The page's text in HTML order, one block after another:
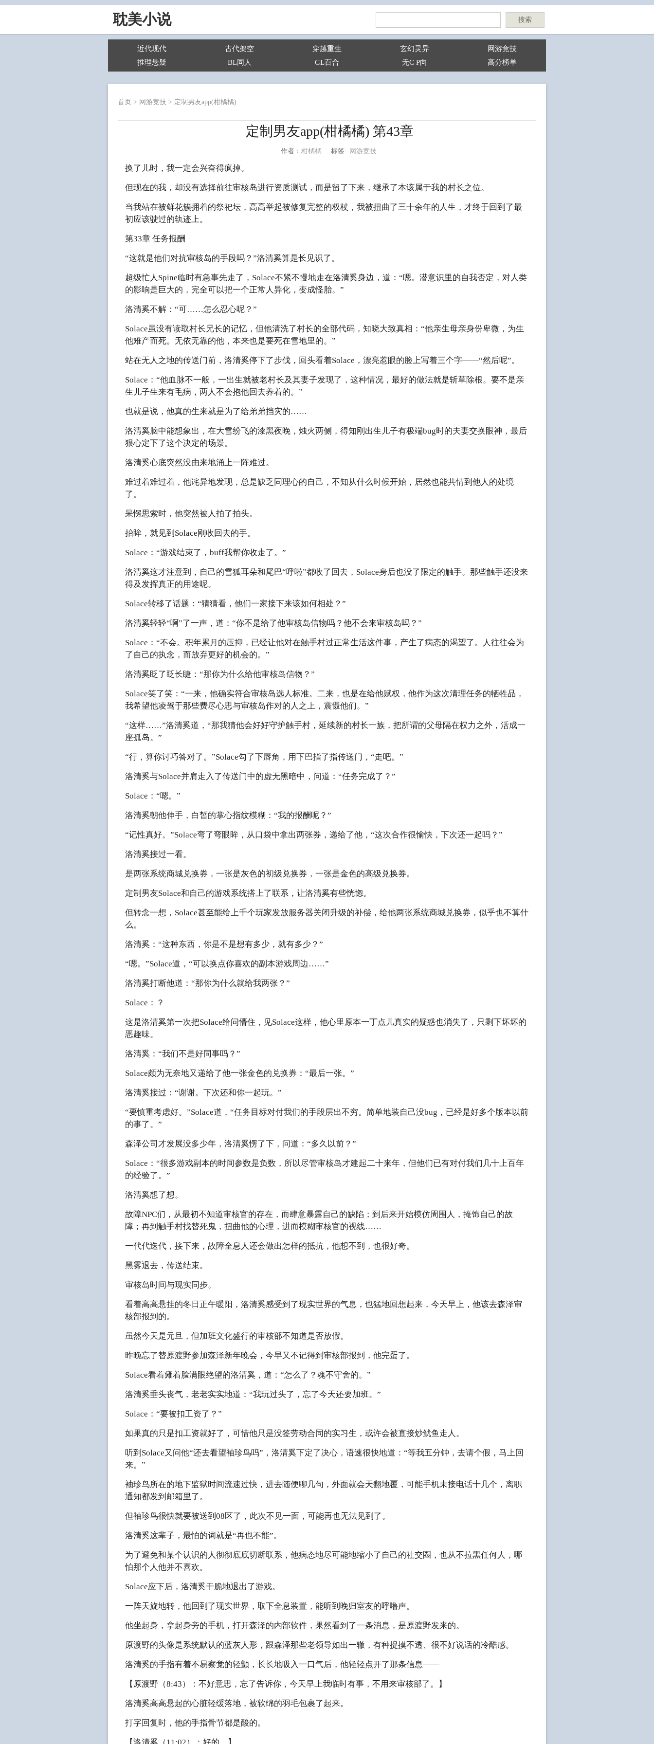
耽美小说 搜索
近代现代 古代架空 穿越重生 玄幻灵异
网游竞技
推理悬疑
BL同人 GL百合 无C P向 高分榜单
首页 > 网游竞技 > 定制男友app(柑橘橘)
定制男友app(柑橘橘) 第43章
作者： 柑橘橘 标签: 网游竞技
换了儿时，我一定会兴奋得疯掉。
但现在的我，却没有选择前往审核岛进行资质测试，而是留了下来，继承了本该属于我的村长之位。
当我站在被鲜花簇拥着的祭祀坛，高高举起被修复完整的权杖，我被扭曲了三十余年的人生，才终于回到了最
初应该驶过的轨迹上。
第33章 任务报酬
“这就是他们对抗审核岛的手段吗？”洛清奚算是长见识了。
超级忙人Spine临时有急事先走了，Solace不紧不慢地走在洛清奚身边，道：“嗯。潜意识里的自我否定，对人类
的影响是巨大的，完全可以把一个正常人异化，变成怪胎。”
洛清奚不解：“可……怎么忍心呢？”
Solace虽没有读取村长兄长的记忆，但他清洗了村长的全部代码，知晓大致真相：“他亲生母亲身份卑微，为生
他难产而死。无依无靠的他，本来也是要死在雪地里的。”
站在无人之地的传送门前，洛清奚停下了步伐，回头看着Solace，漂亮惹眼的脸上写着三个字——“然后呢”。
Solace：“他血脉不一般，一出生就被老村长及其妻子发现了，这种情况，最好的做法就是斩草除根。要不是亲
生儿子生来有毛病，两人不会抱他回去养着的。”
也就是说，他真的生来就是为了给弟弟挡灾的……
洛清奚脑中能想象出，在大雪纷飞的漆黑夜晚，烛火两侧，得知刚出生儿子有极端bug时的夫妻交换眼神，最后
狠心定下了这个决定的场景。
洛清奚心底突然没由来地涌上一阵难过。
难过着难过着，他诧异地发现，总是缺乏同理心的自己，不知从什么时候开始，居然也能共情到他人的处境
了。
呆愣思索时，他突然被人拍了拍头。
抬眸，就见到Solace刚收回去的手。
Solace：“游戏结束了，buff我帮你收走了。”
洛清奚这才注意到，自己的雪狐耳朵和尾巴“呼啦”都收了回去，Solace身后也没了限定的触手。那些触手还没来
得及发挥真正的用途呢。
Solace转移了话题：“猜猜看，他们一家接下来该如何相处？”
洛清奚轻轻“啊”了一声，道：“你不是给了他审核岛信物吗？他不会来审核岛吗？”
Solace：“不会。积年累月的压抑，已经让他对在触手村过正常生活这件事，产生了病态的渴望了。人往往会为
了自己的执念，而放弃更好的机会的。”
洛清奚眨了眨长睫：“那你为什么给他审核岛信物？”
Solace笑了笑：“一来，他确实符合审核岛选人标准。二来，也是在给他赋权，他作为这次清理任务的牺牲品，
我希望他凌驾于那些费尽心思与审核岛作对的人之上，震慑他们。”
“这样……”洛清奚道，“那我猜他会好好守护触手村，延续新的村长一族，把所谓的父母隔在权力之外，活成一
座孤岛。”
“行，算你讨巧答对了。”Solace勾了下唇角，用下巴指了指传送门，“走吧。”
洛清奚与Solace并肩走入了传送门中的虚无黑暗中，问道：“任务完成了？”
Solace：“嗯。”
洛清奚朝他伸手，白皙的掌心指纹模糊：“我的报酬呢？”
“记性真好。”Solace弯了弯眼眸，从口袋中拿出两张券，递给了他，“这次合作很愉快，下次还一起吗？”
洛清奚接过一看。
是两张系统商城兑换券，一张是灰色的初级兑换券，一张是金色的高级兑换券。
定制男友Solace和自己的游戏系统搭上了联系，让洛清奚有些恍惚。
但转念一想，Solace甚至能给上千个玩家发放服务器关闭升级的补偿，给他两张系统商城兑换券，似乎也不算什
么。
洛清奚：“这种东西，你是不是想有多少，就有多少？”
“嗯。”Solace道，“可以换点你喜欢的副本游戏周边……”
洛清奚打断他道：“那你为什么就给我两张？”
Solace：？
这是洛清奚第一次把Solace给问懵住，见Solace这样，他心里原本一丁点儿真实的疑惑也消失了，只剩下坏坏的
恶趣味。
洛清奚：“我们不是好同事吗？”
Solace颇为无奈地又递给了他一张金色的兑换券：“最后一张。”
洛清奚接过：“谢谢。下次还和你一起玩。”
“要慎重考虑好。”Solace道，“任务目标对付我们的手段层出不穷。简单地装自己没bug，已经是好多个版本以前
的事了。”
森泽公司才发展没多少年，洛清奚愣了下，问道：“多久以前？”
Solace：“很多游戏副本的时间参数是负数，所以尽管审核岛才建起二十来年，但他们已有对付我们几十上百年
的经验了。”
洛清奚想了想。
故障NPC们，从最初不知道审核官的存在，而肆意暴露自己的缺陷；到后来开始模仿周围人，掩饰自己的故
障；再到触手村找替死鬼，扭曲他的心理，进而模糊审核官的视线……
一代代迭代，接下来，故障全息人还会做出怎样的抵抗，他想不到，也很好奇。
黑雾退去，传送结束。
审核岛时间与现实同步。
看着高高悬挂的冬日正午暖阳，洛清奚感受到了现实世界的气息，也猛地回想起来，今天早上，他该去森泽审
核部报到的。
虽然今天是元旦，但加班文化盛行的审核部不知道是否放假。
昨晚忘了替原渡野参加森泽新年晚会，今早又不记得到审核部报到，他完蛋了。
Solace看着瘫着脸满眼绝望的洛清奚，道：“怎么了？魂不守舍的。”
洛清奚垂头丧气，老老实实地道：“我玩过头了，忘了今天还要加班。”
Solace：“要被扣工资了？”
如果真的只是扣工资就好了，可惜他只是没签劳动合同的实习生，或许会被直接炒鱿鱼走人。
听到Solace又问他“还去看望袖珍鸟吗”，洛清奚下定了决心，语速很快地道：“等我五分钟，去请个假，马上回
来。”
袖珍鸟所在的地下监狱时间流速过快，进去随便聊几句，外面就会天翻地覆，可能手机未接电话十几个，离职
通知都发到邮箱里了。
但袖珍鸟很快就要被送到08区了，此次不见一面，可能再也无法见到了。
洛清奚这辈子，最怕的词就是“再也不能”。
为了避免和某个认识的人彻彻底底切断联系，他病态地尽可能地缩小了自己的社交圈，也从不拉黑任何人，哪
怕那个人他并不喜欢。
Solace应下后，洛清奚干脆地退出了游戏。
一阵天旋地转，他回到了现实世界，取下全息装置，能听到晚归室友的呼噜声。
他坐起身，拿起身旁的手机，打开森泽的内部软件，果然看到了一条消息，是原渡野发来的。
原渡野的头像是系统默认的蓝灰人形，跟森泽那些老领导如出一辙，有种捉摸不透、很不好说话的冷酷感。
洛清奚的手指有着不易察觉的轻颤，长长地吸入一口气后，他轻轻点开了那条信息——
【原渡野（8:43）：不好意思，忘了告诉你，今天早上我临时有事，不用来审核部了。】
洛清奚高高悬起的心脏轻缓落地，被软绵的羽毛包裹了起来。
打字回复时，他的手指骨节都是酸的。